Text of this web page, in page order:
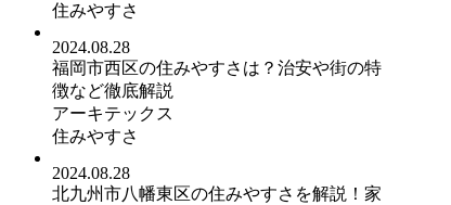
住みやすさ
2024.08.28
福岡市西区の住みやすさは？治安や街の特
徴など徹底解説
アーキテックス
住みやすさ
2024.08.28
北九州市八幡東区の住みやすさを解説！家